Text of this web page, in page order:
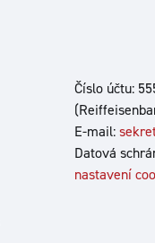
Číslo účtu:
E-mail:
Datová
nastavení